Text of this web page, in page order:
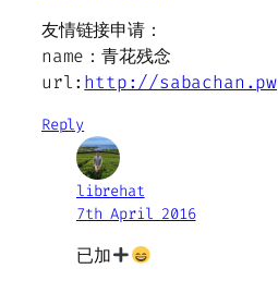
友情链接申请：
name：青花残念
url: http://sabachan.pw
Reply
librehat
7th April 2016
已加